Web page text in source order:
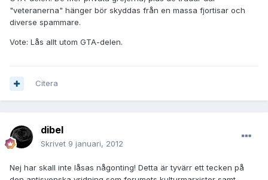
"veteranerna" hänger bör skyddas från en massa fjortisar och
diverse spammare.
Vote: Lås allt utom GTA-delen.
Citera
dibel
Skrivet 9 januari, 2012
Nej har skall inte låsas någonting! Detta är tyvärr ett tecken på